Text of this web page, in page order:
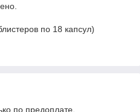
по 18 капсул)
по предоплате.